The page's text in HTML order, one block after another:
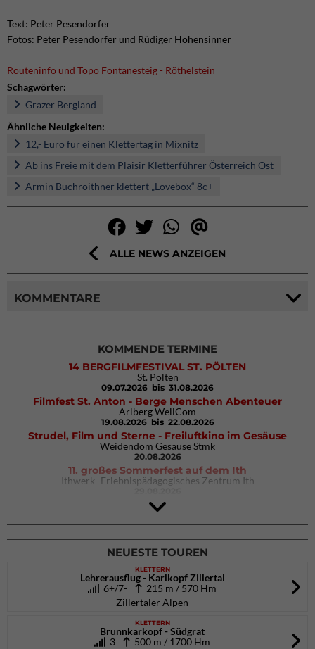
Text: Peter Pesendorfer
Fotos: Peter Pesendorfer und Rüdiger Hohensinner
Routeninfo und Topo Fontanesteig - Röthelstein
Schagwörter:
Grazer Bergland
Ähnliche Neuigkeiten:
12,- Euro für einen Klettertag in Mixnitz
Ab ins Freie mit dem Plaisir Kletterführer Österreich Ost
Armin Buchroithner klettert „Lovebox“ 8c+
ALLE NEWS ANZEIGEN
KOMMENTARE
KOMMENDE TERMINE
14 BERGFILMFESTIVAL ST. PÖLTEN
St. Pölten
09.07.2026 bis 31.08.2026
Filmfest St. Anton - Berge Menschen Abenteuer
Arlberg WellCom
19.08.2026 bis 22.08.2026
Strudel, Film und Sterne - Freiluftkino im Gesäuse
Weidendom Gesäuse Stmk
20.08.2026
11. großes Sommerfest auf dem Ith
Ithwerk- Erlebnispädagogisches Zentrum Ith
4Blocs KIDS 2026
DAV Kletter- & Boulderzentrum München Süd (Thalkirchen)
26.09.2026
NEUESTE TOUREN
KLETTERN
Lehrerausflug - Karlkopf Zillertal
6+/7-
215 m / 570 Hm
Zillertaler Alpen
KLETTERN
Brunnkarkopf - Südgrat
3
500 m / 1700 Hm